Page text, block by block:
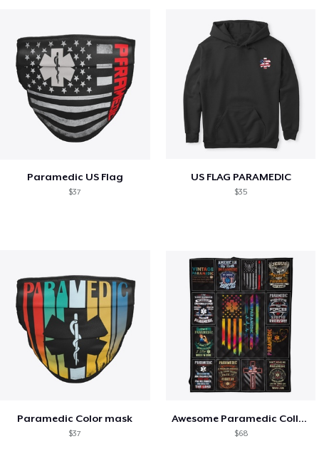
Paramedic US Flag
$37
US FLAG PARAMEDIC
$35
Paramedic Color mask
$37
Awesome Paramedic Collage Product
$68